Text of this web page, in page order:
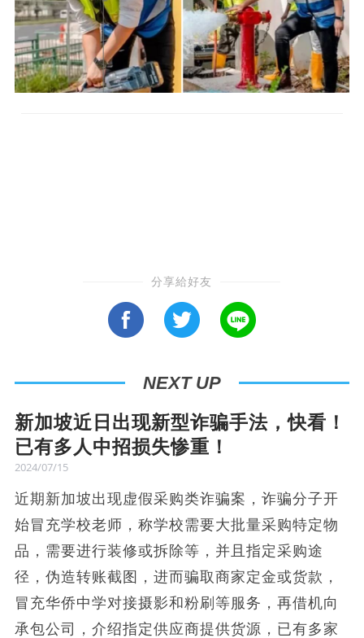
分享給好友
NEXT UP
新加坡近日出现​新型诈骗手法，快看！
已有多人中招损失惨重！
2024/07/15
近期新加坡出现虚假采购类诈骗案，诈骗分子开
始冒充学校老师，称学校需要大批量采购特定物
品，需要进行装修或拆除等，并且指定采购途
径，伪造转账截图，进而骗取商家定金或货款，
冒充华侨中学对接摄影和粉刷等服务，再借机向
承包公司，介绍指定供应商提供货源，已有多家